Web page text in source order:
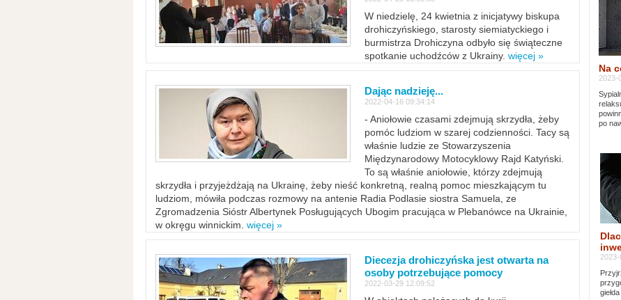
W niedzielę, 24 kwietnia z inicjatywy biskupa
drohiczyńskiego, starosty siemiatyckiego i
burmistrza Drohiczyna odbyło się świąteczne
spotkanie uchodźców z Ukrainy. więcej »
Dając nadzieję...
2022-04-16 09:34:14
- Aniołowie czasami zdejmują skrzydła, żeby
pomóc ludziom w szarej codzienności. Tacy są
właśnie ludzie ze Stowarzyszenia
Międzynarodowy Motocyklowy Rajd Katyński.
To są właśnie aniołowie, którzy zdejmują
skrzydła i przyjeżdżają na Ukrainę, żeby nieść konkretną, realną pomoc mieszkającym tu
ludziom, mówiła podczas rozmowy na antenie Radia Podlasie siostra Samuela, ze
Zgromadzenia Sióstr Albertynek Posługujących Ubogim pracująca w Plebanówce na Ukrainie,
w okręgu winnickim. więcej »
Diecezja drohiczyńska jest otwarta na
osoby potrzebujące pomocy
2022-03-29 12:09:52
Na
2023-
po